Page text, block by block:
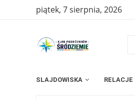
piątek, 7 sierpnia, 2026
SLAJDOWISKA RELACJE